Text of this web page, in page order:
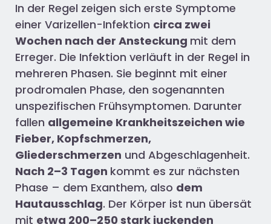
In der Regel zeigen sich erste Symptome
einer Varizellen-Infektion circa zwei
Wochen nach der Ansteckung mit dem
Erreger. Die Infektion verläuft in der Regel in
mehreren Phasen. Sie beginnt mit einer
prodromalen Phase, den sogenannten
unspezifischen Frühsymptomen. Darunter
fallen allgemeine Krankheitszeichen wie
Fieber, Kopfschmerzen,
Gliederschmerzen und Abgeschlagenheit.
Nach 2–3 Tagen kommt es zur nächsten
Phase – dem Exanthem, also dem
Hautausschlag. Der Körper ist nun übersät
mit etwa 200–250 stark juckenden